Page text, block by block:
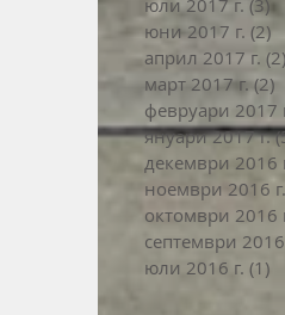
юни 2017 г. (2)
април 2017 г. (2)
март 2017 г. (2)
февруари 2017
януари 2017 г.
декември 2016
ноември 2016 г.
октомври 2016
септември 2016
юли 2016 г. (1)